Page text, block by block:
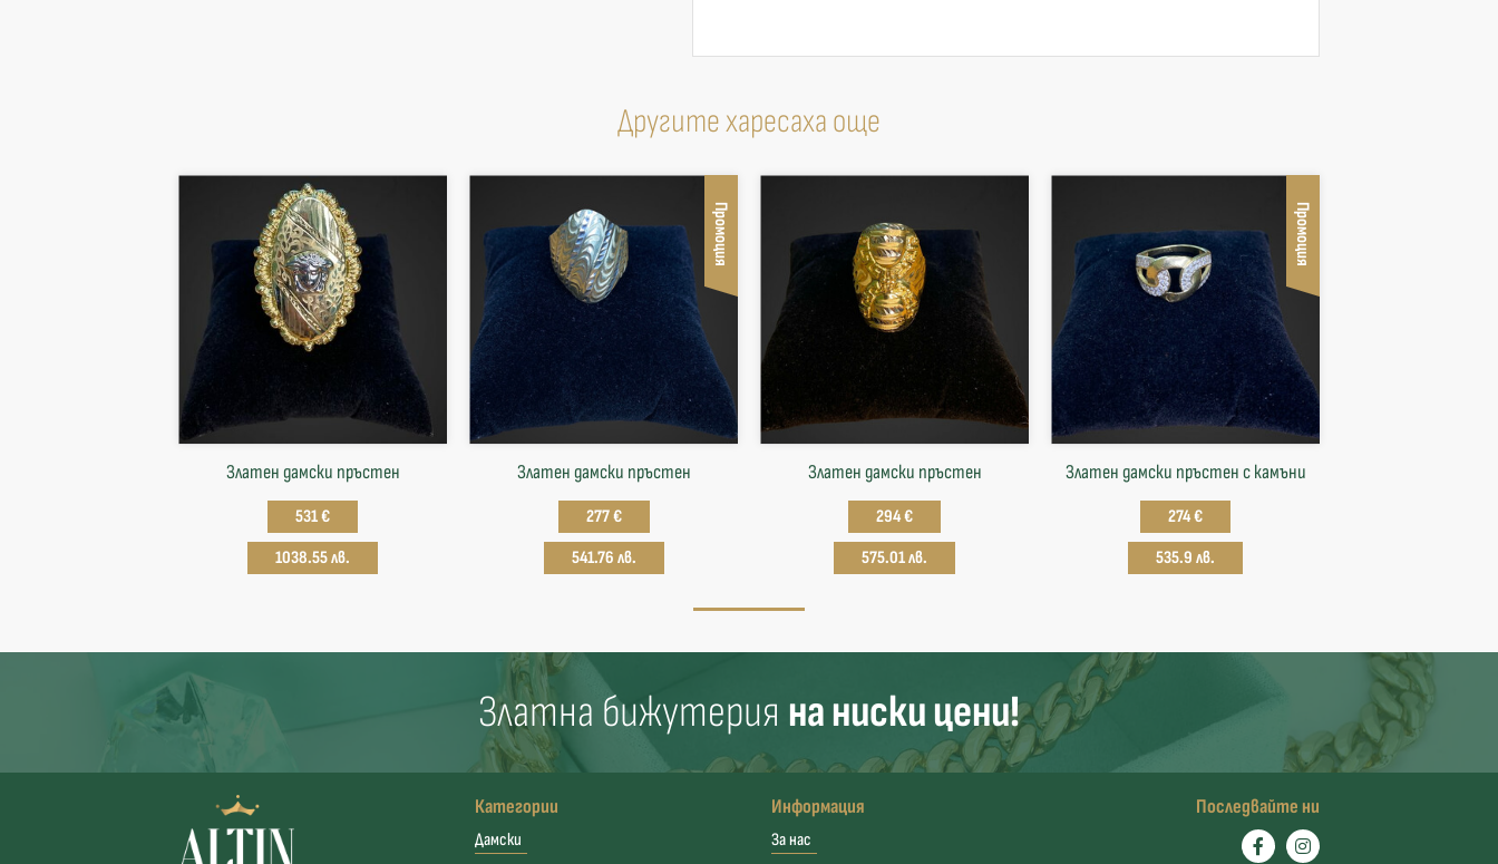
Другите харесаха още
Златен дамски пръстен
531 €
1038.55 лв.
Промоция
Златен дамски пръстен
277 €
541.76 лв.
Златен дамски пръстен
294 €
575.01 лв.
Промоция
Златен дамски пръстен с камъни
274 €
535.9 лв.
Златна бижутерия на ниски цени!
Категории
Дамски
Информация
За нас
Последвайте ни